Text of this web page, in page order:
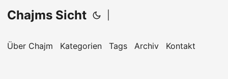
Chajms Sicht
Über Chajm Kategorien Tags Archiv Kontakt